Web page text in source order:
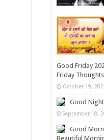
Good Friday
Friday
October 19,
Good
September 18,
Good
Beautiful